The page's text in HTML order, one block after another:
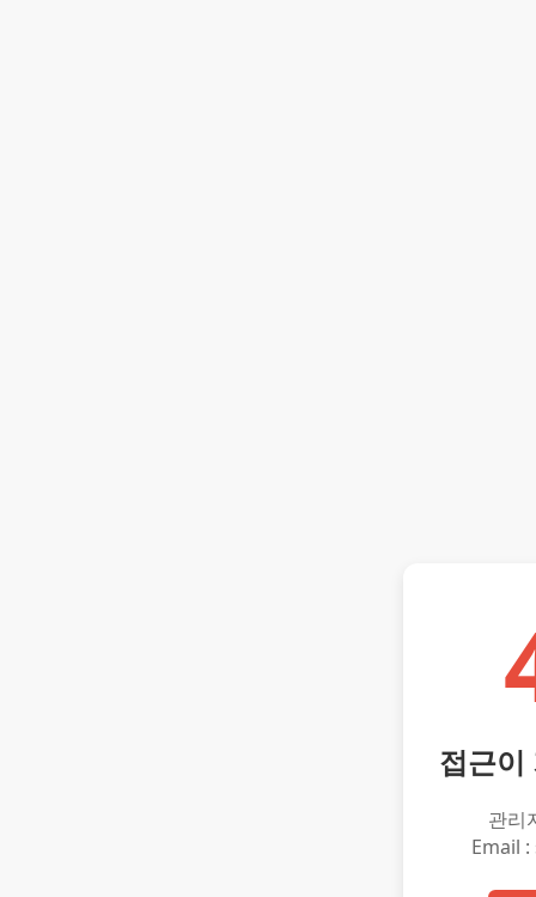
접근이
관리
Email